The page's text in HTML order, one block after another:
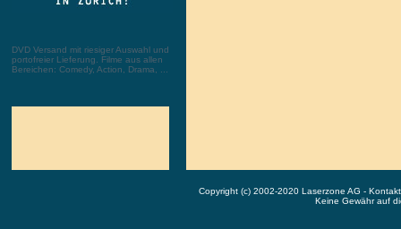
DVD Versand mit riesiger Auswahl und
portofreier Lieferung. Filme aus allen
Bereichen: Comedy, Action, Drama, ...
Copyright (c) 2002-2020 Laserzone AG -
Keine Gewähr auf